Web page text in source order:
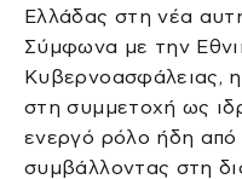
Ελλάδας στη νέα
Σύμφωνα με την
Κυβερνοασφάλειας,
στη συμμετοχή ως
ενεργό ρόλο ήδη
συμβάλλοντας στη